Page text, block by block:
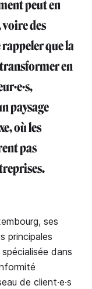
peut en
voire des
rappeler que la
en
paysage
où les
pas
ses
principales
dans
de client·e·s